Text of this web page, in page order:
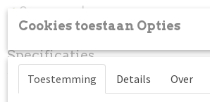
✓ Op voorraad
Specificaties
Productcode
94355
Omschrijving
Cookies toestaan Opties
Toestemming Details Over